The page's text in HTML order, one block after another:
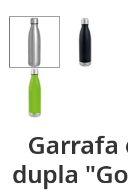
Garrafa
dupla